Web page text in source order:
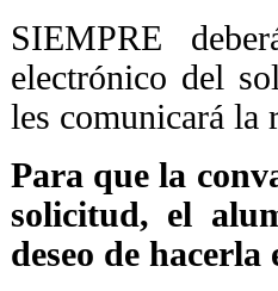
SIEMPRE
electrónico del
les comunicará
Para que la
solicitud, el
deseo de hacerla